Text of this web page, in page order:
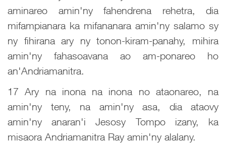
aminareo amin'ny fahendrena rehetra, dia
mifampianara ka mifananara amin'ny salamo sy
ny fihirana ary ny tonon-kiram-panahy, mihira
amin'ny fahasoavana ao am-ponareo ho
an'Andriamanitra.
17 Ary na inona na inona no ataonareo, na
amin'ny teny, na amin'ny asa, dia ataovy
amin'ny anaran'i Jesosy Tompo izany, ka
misaora Andriamanitra Ray amin'ny alalany.